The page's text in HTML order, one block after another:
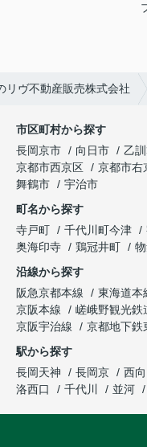
リヴ不動産販売株式会社
市区町村から探す
長岡京市
向日市 乙
京都市西京区
京都市右
舞鶴市
宇治市
町名から探す
寺戸町
千代川町今津
奥海印寺
鶏冠井町
沿線から探す
阪急京都本線
東海道本
京阪本線
嵯峨野観光鉄
京阪宇治線
京都地下鉄
駅から探す
長岡天神
長岡京 西
洛西口
千代川 並河